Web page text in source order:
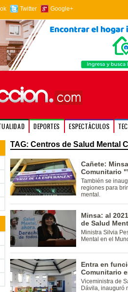
Twitter Google+
DEPORTES ESPECTÁCULOS
TAG: Centros de Salud Mental
Cañete:
Comunitario
También se
regiones para
mental.
Minsa: al
de Salud
Ministra Silvia
Mental en el
Entra en
Comunitario
Viceministra de
Dávila, inauguró